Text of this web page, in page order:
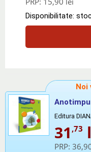
Disponibilitate:
Noi
Editura
31 ,73
PRP: